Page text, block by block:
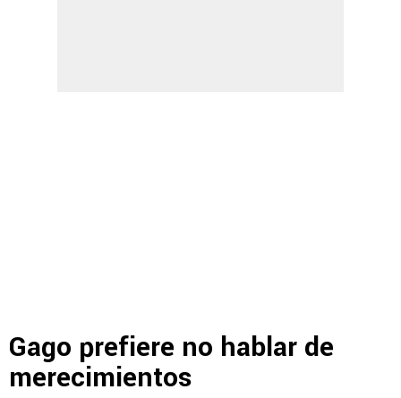
Gago prefiere no hablar de
merecimientos